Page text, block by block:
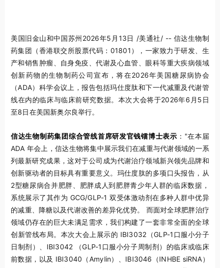
美国旧金山和中国苏州2026年5月13日 /美通社/ -- 信达生物制
药集团（香港联交所股票代码：01801），一家致力于研发、生
产和销售肿瘤、自身免疫、代谢及心血管、眼科等重大疾病领域
创新药物的生物制药公司宣布，将在2026年美国糖尿病协会
（ADA）科学会议上，报告包括玛仕度肽和下一代减重及代谢管
线在内的临床与临床前研究数据。本次大会将于2026年6月5日
至8日在美国新奥尔良举行。
信达生物制药集团综合管线首席研发官钱镭博士表示 ："在本届
ADA 年会上，信达生物将集中展示我们在减重与代谢领域的一系
列最新研究成果，这对于公司成为代谢治疗领域新兴领先品牌和
创新驱动者的目标具有重要意义。玛仕度肽的多项口头报告，从
2型糖尿病合并肥胖、肥胖成人到肥胖青少年人群的临床数据，
系统展示了其作为 GCG/GLP‑1 双受体激动剂在多种人群中优异
的减重、降糖以及代谢改善的差异化优势。 而面对全球肥胖治疗
领域仍存在的巨大未满足需求，我们构建了一套非常全面的全球
创新管线布局。本次大会上展示的 IBI3032（GLP-1口服小分子
日制剂）、IBI3042 （GLP-1口服小分子周制剂）的临床或临床
前数据，以及 IBI3040（Amylin）、IBI3046（INHBE siRNA）